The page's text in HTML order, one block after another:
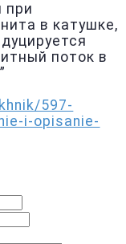
при
в катушке,
поток в
597-
i-opisanie-